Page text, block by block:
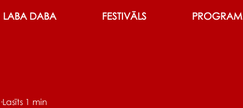
LABA DABA FESTIVĀLS
Lasīts 1 min